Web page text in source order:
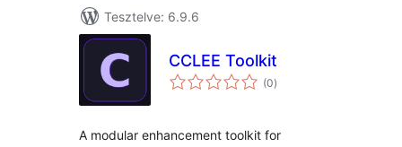
Tesztelve: 6.9.6
CCLEE Toolkit
(0értékelés
összesen
)
A modular enhancement toolkit for